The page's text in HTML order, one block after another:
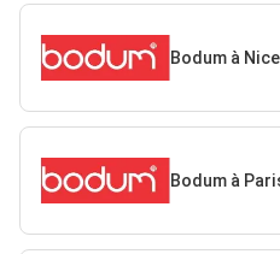
Bodum à Nice
Bodum à